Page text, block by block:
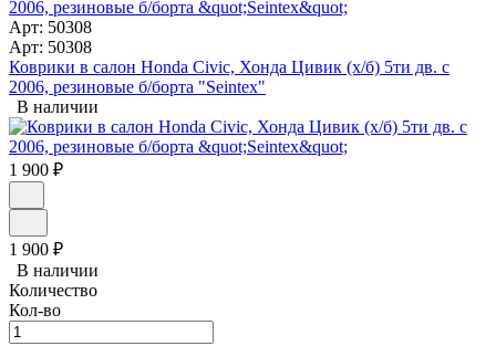
Арт: 50308
Арт: 50308
Коврики в салон Honda Civic, Хонда Цивик (х/б) 5ти дв. с
2006, резиновые б/борта "Seintex"
В наличии
1 900 ₽
1 900 ₽
В наличии
Количество
Кол-во